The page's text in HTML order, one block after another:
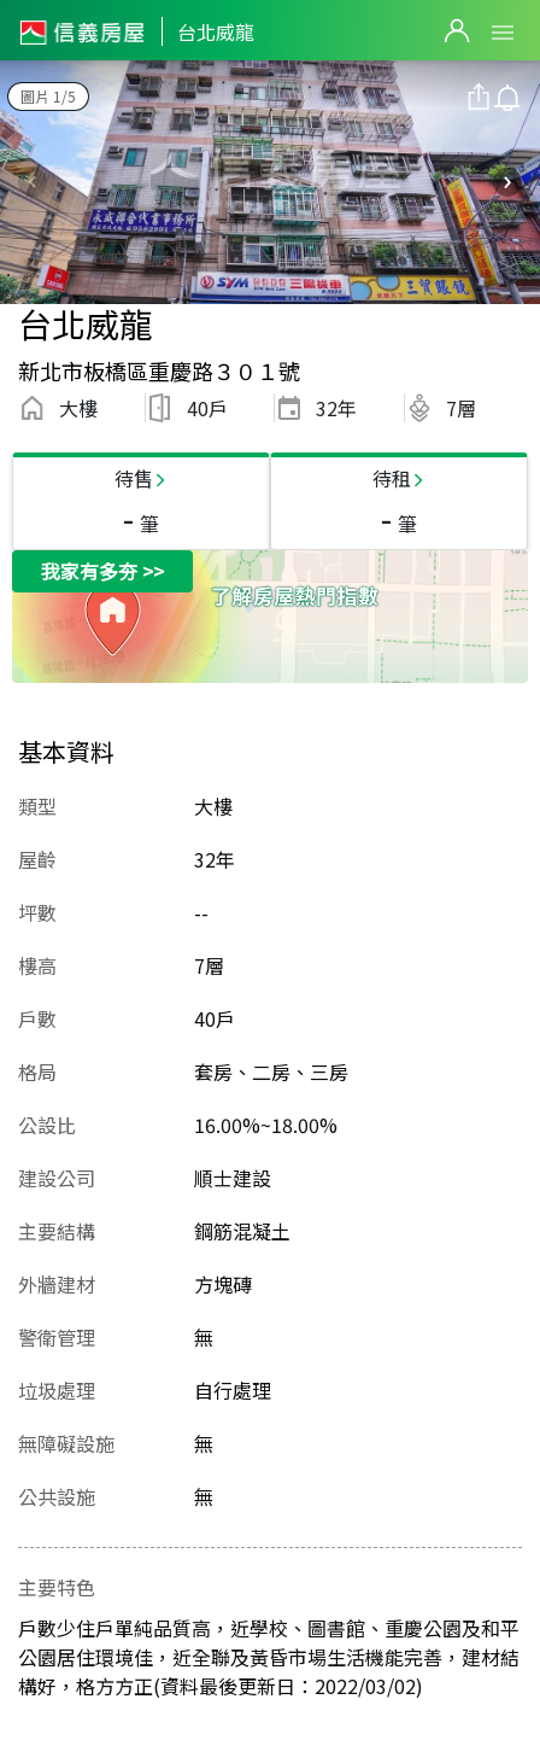
台北威龍
圖片 1/5
台北威龍
新北市板橋區重慶路３０１號
大樓 40戶 32年 7層
待售
- 筆
待租
- 筆
我家有多夯>>
基本資料
類型
大樓
屋齡
32年
坪數
--
樓高
7層
戶數
40戶
格局
套房、二房、三房
公設比
16.00%~18.00%
建設公司
順士建設
主要結構
鋼筋混凝土
外牆建材
方塊磚
警衛管理
無
垃圾處理
自行處理
無障礙設施
無
公共設施
無
主要特色
戶數少住戶單純品質高，近學校、圖書館、重慶公園及和平
公園居住環境佳，近全聯及黃昏市場生活機能完善，建材結
構好，格方方正(資料最後更新日：2022/03/02)